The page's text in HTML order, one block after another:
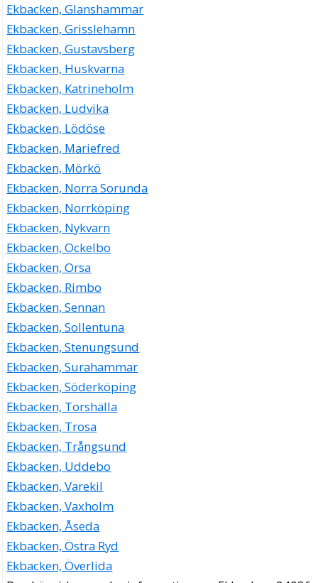
Ekbacken, Glanshammar
Ekbacken, Grisslehamn
Ekbacken, Gustavsberg
Ekbacken, Huskvarna
Ekbacken, Katrineholm
Ekbacken, Ludvika
Ekbacken, Lödöse
Ekbacken, Mariefred
Ekbacken, Mörkö
Ekbacken, Norra Sorunda
Ekbacken, Norrköping
Ekbacken, Nykvarn
Ekbacken, Ockelbo
Ekbacken, Orsa
Ekbacken, Rimbo
Ekbacken, Sennan
Ekbacken, Sollentuna
Ekbacken, Stenungsund
Ekbacken, Surahammar
Ekbacken, Söderköping
Ekbacken, Torshälla
Ekbacken, Trosa
Ekbacken, Trångsund
Ekbacken, Uddebo
Ekbacken, Varekil
Ekbacken, Vaxholm
Ekbacken, Åseda
Ekbacken, Östra Ryd
Ekbacken, Överlida